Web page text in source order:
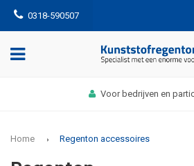
0318-590507
Voor bedrijven en
Home Regenton accessoires